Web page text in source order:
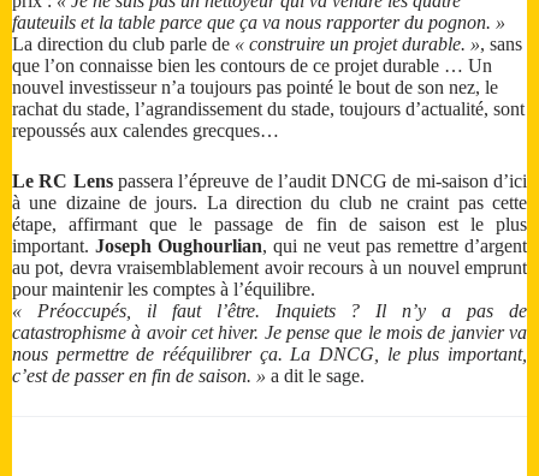
fauteuils et la table parce que ça va nous rapporter du pognon. »
La direction du club parle de « construire un projet durable. », sans
que l’on connaisse bien les contours de ce projet durable … Un
nouvel investisseur n’a toujours pas pointé le bout de son nez, le
rachat du stade, l’agrandissement du stade, toujours d’actualité, sont
repoussés aux calendes grecques…
Le RC Lenspassera l’épreuve de l’audit DNCG de mi-saison d’ici
à une dizaine de jours. La direction du club ne craint pas cette
étape, affirmant que le passage de fin de saison est le plus
important. Joseph Oughourlian, qui ne veut pas remettre d’argent
au pot, devra vraisemblablement avoir recours à un nouvel emprunt
pour maintenir les comptes à l’équilibre.
« Préoccupés, il faut l’être. Inquiets ? Il n’y a pas de
catastrophisme à avoir cet hiver. Je pense que le mois de janvier va
nous permettre de rééquilibrer ça. La DNCG, le plus important,
c’est de passer en fin de saison. » a dit le sage.